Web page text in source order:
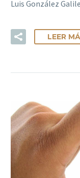
Luis González
LEER